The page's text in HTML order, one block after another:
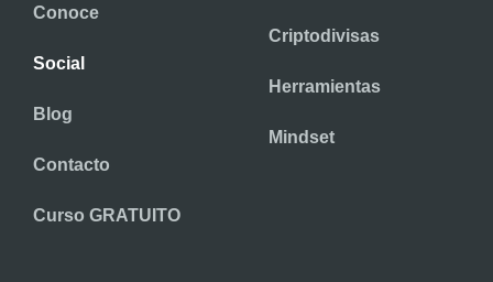
Conoce
Social
Blog
Contacto
Curso GRATUITO
Criptodivisas
Herramientas
Mindset